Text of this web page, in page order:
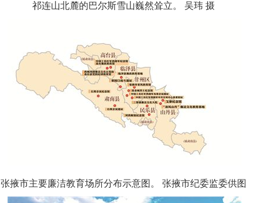
祁连山北麓的巴尔斯雪山巍然耸立。 吴玮 摄
张掖市主要廉洁教育场所分布示意图。 张掖市纪委监委供图